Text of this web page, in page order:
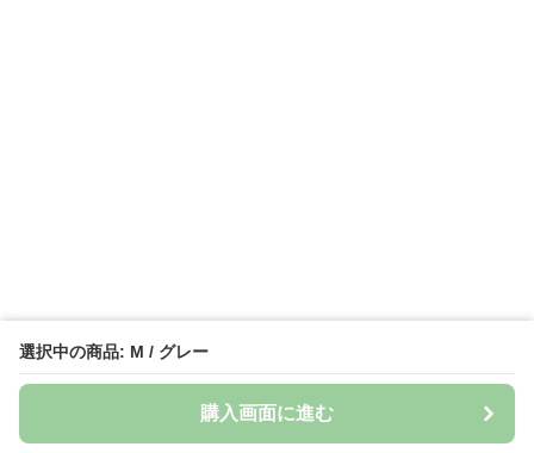
選択中の商品: M / グレー
購入画面に進む